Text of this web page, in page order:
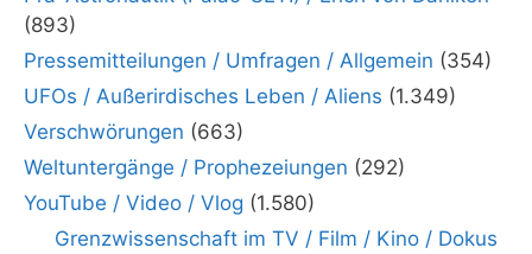
(893)
Pressemitteilungen / Umfragen / Allgemein (354)
UFOs / Außerirdisches Leben / Aliens (1.349)
Verschwörungen (663)
Weltuntergänge / Prophezeiungen (292)
YouTube / Video / Vlog (1.580)
Grenzwissenschaft im TV / Film / Kino / Dokus